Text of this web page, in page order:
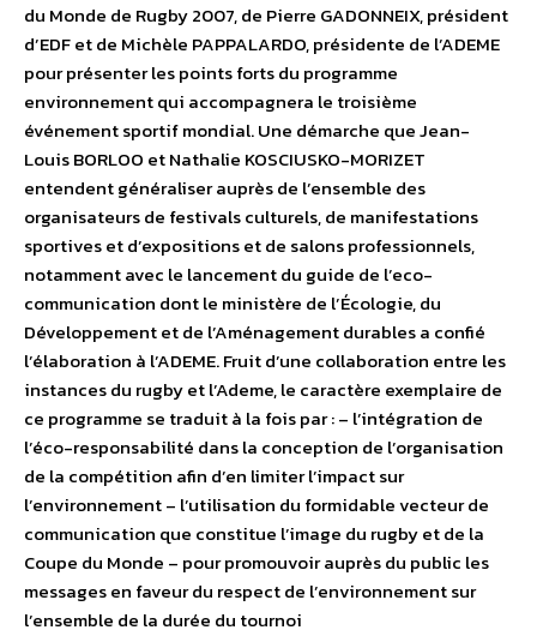
du Monde de Rugby 2007, de Pierre GADONNEIX, président
d’EDF et de Michèle PAPPALARDO, présidente de l’ADEME
pour présenter les points forts du programme
environnement qui accompagnera le troisième
événement sportif mondial. Une démarche que Jean-
Louis BORLOO et Nathalie KOSCIUSKO-MORIZET
entendent généraliser auprès de l’ensemble des
organisateurs de festivals culturels, de manifestations
sportives et d’expositions et de salons professionnels,
notamment avec le lancement du guide de l’eco-
communication dont le ministère de l’Écologie, du
Développement et de l’Aménagement durables a confié
l’élaboration à l’ADEME. Fruit d’une collaboration entre les
instances du rugby et l’Ademe, le caractère exemplaire de
ce programme se traduit à la fois par : – l’intégration de
l’éco-responsabilité dans la conception de l’organisation
de la compétition afin d’en limiter l’impact sur
l’environnement – l’utilisation du formidable vecteur de
communication que constitue l’image du rugby et de la
Coupe du Monde – pour promouvoir auprès du public les
messages en faveur du respect de l’environnement sur
l’ensemble de la durée du tournoi